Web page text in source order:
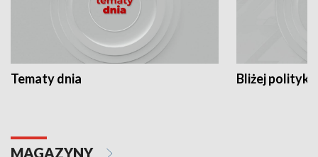
Tematy dnia Bliżej polityki
MAGAZYNY